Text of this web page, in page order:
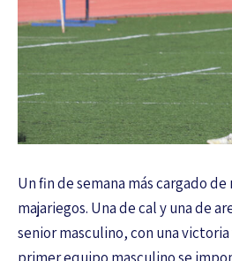
Un fin de semana más cargado
majariegos. Una de cal y una de
senior masculino, con una